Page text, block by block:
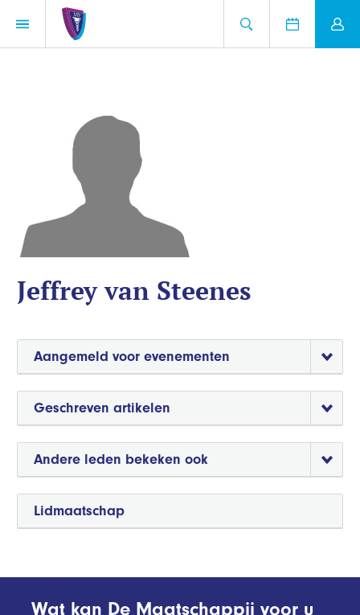
Lidmaatschap
Jeffrey van Steenes
Aangemeld voor evenementen
Geschreven artikelen
Andere leden bekeken ook
Wat kan De Maatschappij voor u